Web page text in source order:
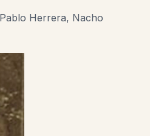
Herrera, Nacho